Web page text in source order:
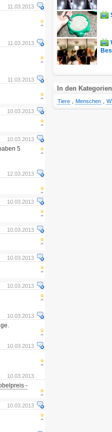
11.03.2013
11.03.2013
11.03.2013
10.03.2013
10.03.2013
5
12.03.2013
10.03.2013
10.03.2013
10.03.2013
10.03.2013
10.03.2013
10.03.2013
10.03.2013
-
10.03.2013
In den Kategorien
Tiere Menschen